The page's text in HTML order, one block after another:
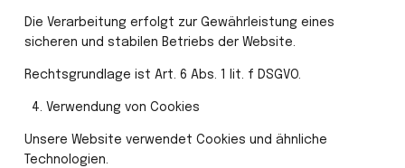
Die Verarbeitung erfolgt zur Gewährleistung eines
sicheren und stabilen Betriebs der Website.
Rechtsgrundlage ist Art. 6 Abs. 1 lit. f DSGVO.
4.⁠ ⁠Verwendung von Cookies
Unsere Website verwendet Cookies und ähnliche
Technologien.